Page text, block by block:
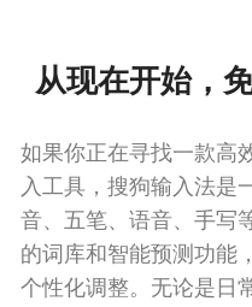
从现在开始，
如果你正在寻找一款高
入工具，搜狗输入法是
音、五笔、语音、手写
的词库和智能预测功能
个性化调整。无论是日